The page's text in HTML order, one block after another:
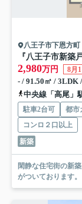
八王子市下恩方町
2,980万円 8月
- / 91.50㎡ / 3LDK
中央線「高尾」
駐車2台可 都市
コンロ２口以上
新築
閑静な住宅街の新